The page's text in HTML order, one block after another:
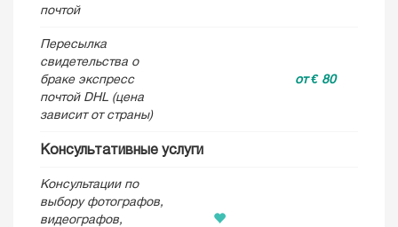
почтой
Пересылка
свидетельства о
браке экспресс
почтой DHL (цена
зависит от страны)
от € 80
Консультативные услуги
Консультации по
выбору фотографов,
видеографов,